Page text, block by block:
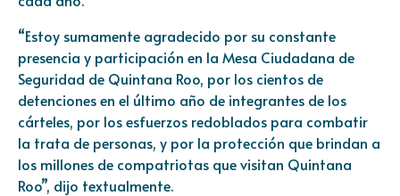
“Estoy sumamente agradecido por su constante
presencia y participación en la Mesa Ciudadana de
Seguridad de Quintana Roo, por los cientos de
detenciones en el último año de integrantes de los
cárteles, por los esfuerzos redoblados para combatir
la trata de personas, y por la protección que brindan a
los millones de compatriotas que visitan Quintana
Roo”, dijo textualmente.